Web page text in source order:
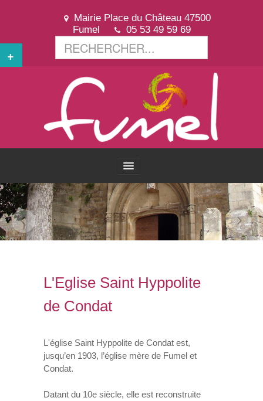
Mairie Place du Château 47500
Fumel
05 53 49 59 69
ACCUEIL
VOTRE VILLE
VOS DEMARCHES
SOCIAL
L'Eglise Saint Hyppolite
de Condat
L'église Saint Hyppolite de Condat est,
jusqu’en 1903, l’église mère de Fumel et
Condat.
Datant du 10e siècle, elle est reconstruite
+